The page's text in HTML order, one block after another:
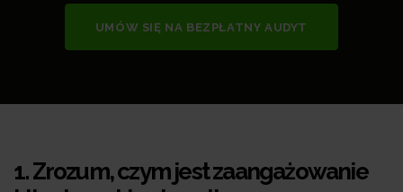
UMÓW SIĘ NA BEZPŁATNY AUDYT
1.Zrozum, czym jest zaangażowanie